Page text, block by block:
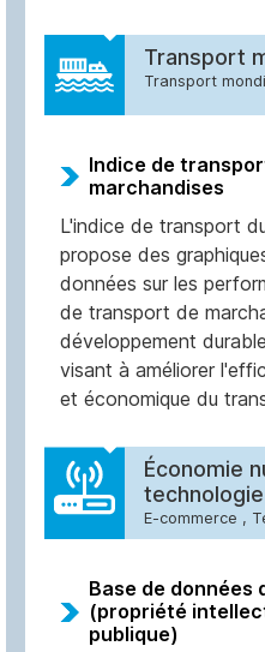
Transport
Transport
Indice de
marchandises
L'indice de transport
propose des
données sur les
de transport de
développement
visant à améliorer
et économique du
Économie
technologie
E-commerce ,
Base de données
(propriété
publique)